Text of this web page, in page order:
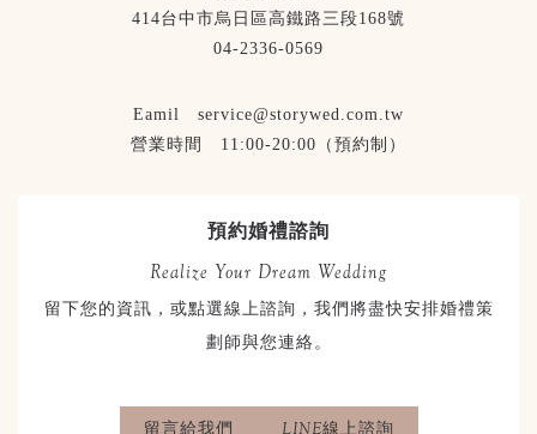
414台中市烏日區高鐵路三段168號
04-2336-0569
Eamil service@storywed.com.tw
營業時間 11:00-20:00（預約制）
預約婚禮諮詢
Realize Your Dream Wedding
留下您的資訊，或點選線上諮詢，我們將盡快安排婚禮策
劃師與您連絡。
留言給我們 LINE線上諮詢